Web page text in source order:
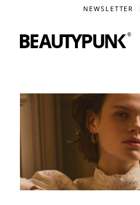
NEWSLETTER